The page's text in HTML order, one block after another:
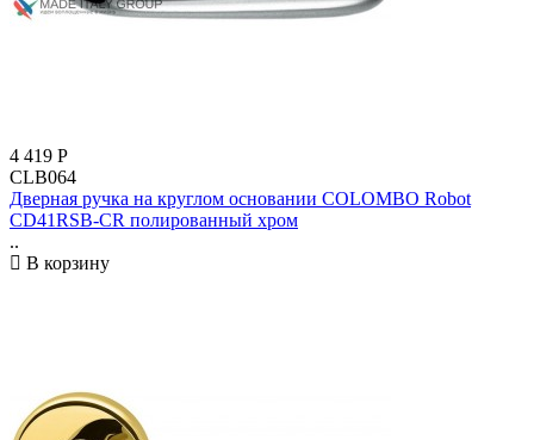
4 419 Р
CLB064
Дверная ручка на круглом основании COLOMBO Robot
CD41RSB-CR полированный хром
..
В корзину